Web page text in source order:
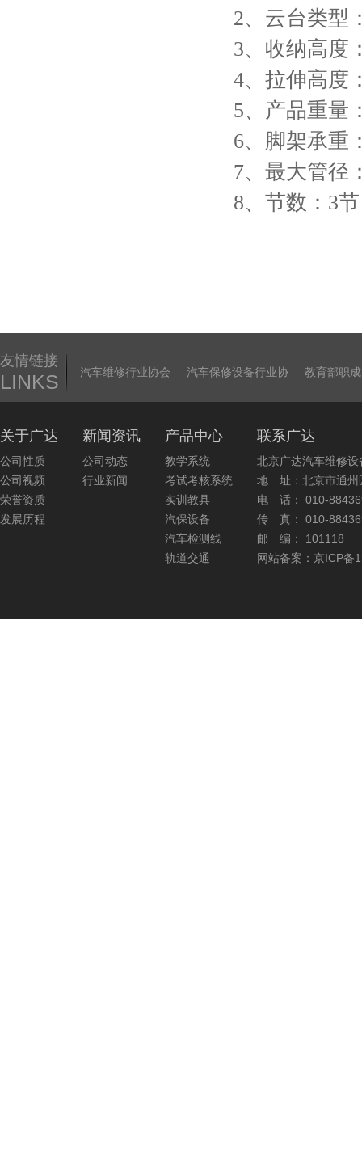
2、云台类型
3、收纳高度
4、拉伸高度
5、产品重量
6、脚架承重
7、最大管径
8、节数：3节
友情链接
LINKS 汽车维修行业协会 汽车保修设备行业协 教育部职
关于广达
公司性质
公司视频
荣誉资质
发展历程
新闻资讯
公司动态
行业新闻
产品中心
教学系统
考试考核系统
实训教具
汽保设备
汽车检测线
轨道交通
联系广达
北京广达汽车维修设
地 址：北京市通
电 话： 010-
传 真： 010-
邮 编： 101118
网站备案：京ICP备